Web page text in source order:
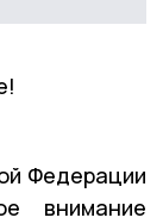
Федерации
внимание